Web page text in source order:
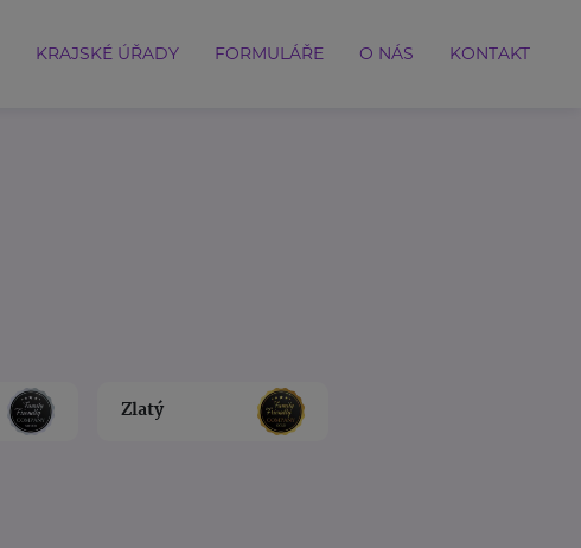
KRAJSKÉ ÚŘADY FORMULÁŘE O NÁS KONTAKT
Zlatý